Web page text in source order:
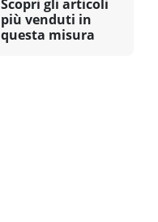
Scopri gli articoli
più venduti in
questa misura